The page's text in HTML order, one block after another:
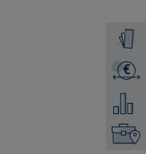
Tilaa
€
Lisää
Etsi